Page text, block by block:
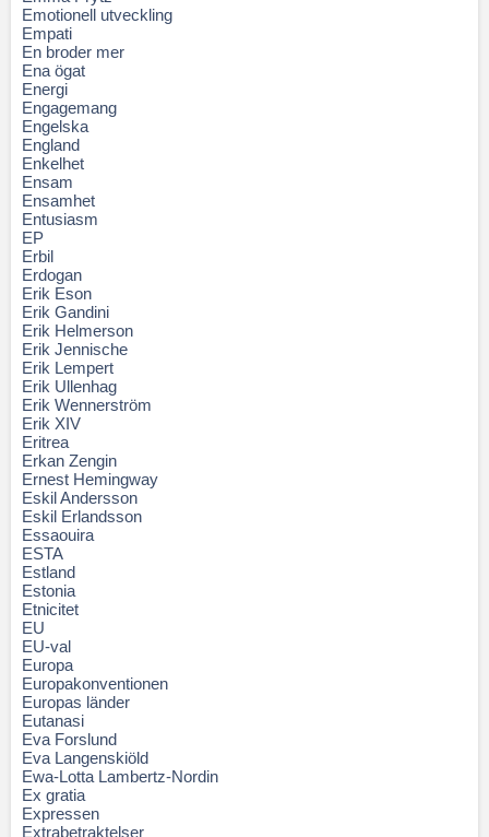
Emotionell utveckling
Empati
En broder mer
Ena ögat
Energi
Engagemang
Engelska
England
Enkelhet
Ensam
Ensamhet
Entusiasm
EP
Erbil
Erdogan
Erik Eson
Erik Gandini
Erik Helmerson
Erik Jennische
Erik Lempert
Erik Ullenhag
Erik Wennerström
Erik XIV
Eritrea
Erkan Zengin
Ernest Hemingway
Eskil Andersson
Eskil Erlandsson
Essaouira
ESTA
Estland
Estonia
Etnicitet
EU
EU-val
Europa
Europakonventionen
Europas länder
Eutanasi
Eva Forslund
Eva Langenskiöld
Ewa-Lotta Lambertz-Nordin
Ex gratia
Expressen
Extrabetraktelser